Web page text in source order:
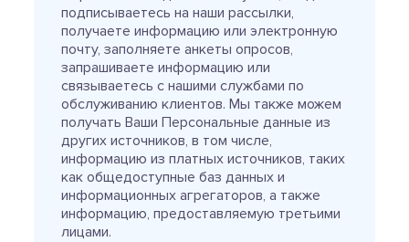
подписываетесь на наши рассылки,
получаете информацию или электронную
почту, заполняете анкеты опросов,
запрашиваете информацию или
связываетесь с нашими службами по
обслуживанию клиентов. Мы также можем
получать Ваши Персональные данные из
других источников, в том числе,
информацию из платных источников, таких
как общедоступные баз данных и
информационных агрегаторов, а также
информацию, предоставляемую третьими
лицами.